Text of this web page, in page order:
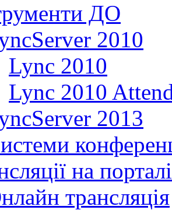
ДО
2010
Lync 2010
Lync 2010
2013
на порталі
трансляція